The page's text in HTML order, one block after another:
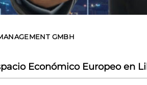
GMBH
Económico Europeo en